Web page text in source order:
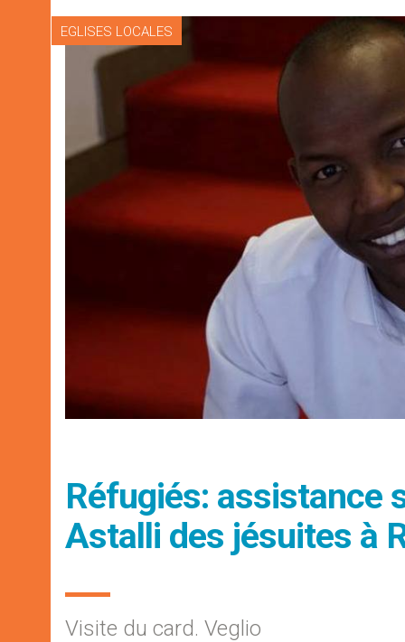
EGLISES LOCALES
Réfugiés: assistance
Astalli des jésuites à
Visite du card. Veglio